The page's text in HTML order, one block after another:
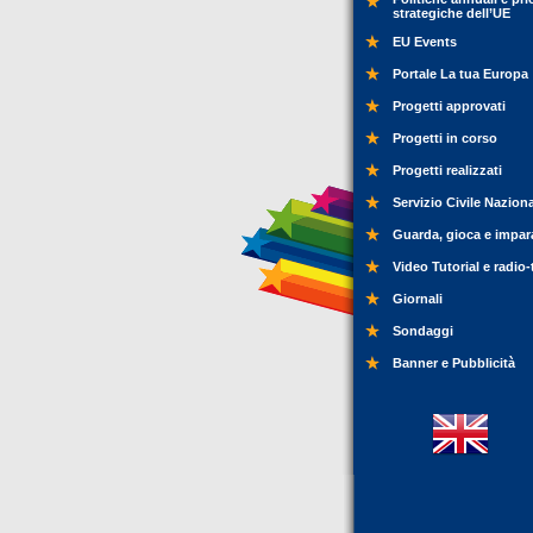
strategiche dell’UE
EU Events
Portale La tua Europa
Progetti approvati
Progetti in corso
Progetti realizzati
Servizio Civile
Guarda, gioca e
Video Tutorial e
Giornali
Sondaggi
Banner e Pubblicità